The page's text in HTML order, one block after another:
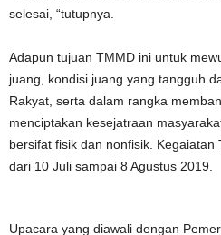
selesai, “tutupnya.
Adapun tujuan TMMD ini untuk
juang, kondisi juang yang tangguh
Rakyat, serta dalam rangka
menciptakan kesejatraan
bersifat fisik dan nonfisik.
dari 10 Juli sampai 8 Agustus 2019.
Upacara yang diawali dengan